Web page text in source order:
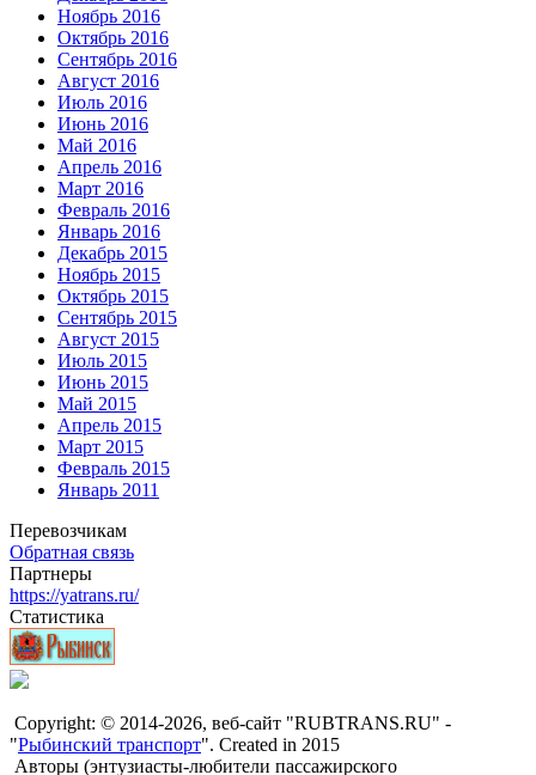
Ноябрь 2016
Октябрь 2016
Сентябрь 2016
Август 2016
Июль 2016
Июнь 2016
Май 2016
Апрель 2016
Март 2016
Февраль 2016
Январь 2016
Декабрь 2015
Ноябрь 2015
Октябрь 2015
Сентябрь 2015
Август 2015
Июль 2015
Июнь 2015
Май 2015
Апрель 2015
Март 2015
Февраль 2015
Январь 2011
Перевозчикам
Обратная связь
Партнеры
https://yatrans.ru/
Статистика
Copyright: © 2014-2026, веб-сайт "RUBTRANS.RU" -
"Рыбинский транспорт". Created in 2015
Авторы (энтузиасты-любители пассажирского